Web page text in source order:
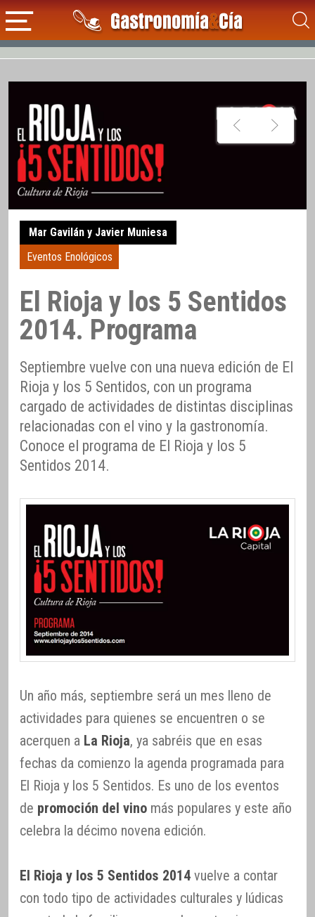
Mar Gavilán y Javier Muniesa
Eventos Enológicos
El Rioja y los 5 Sentidos
2014. Programa
Septiembre vuelve con una nueva edición de El
Rioja y los 5 Sentidos, con un programa
cargado de actividades de distintas disciplinas
relacionadas con el vino y la gastronomía.
Conoce el programa de El Rioja y los 5
Sentidos 2014.
Un año más, septiembre será un mes lleno de
actividades para quienes se encuentren o se
acerquen a La Rioja, ya sabréis que en esas
fechas da comienzo la agenda programada para
El Rioja y los 5 Sentidos. Es uno de los eventos
de promoción del vino más populares y este año
celebra la décimo novena edición.
El Rioja y los 5 Sentidos 2014 vuelve a contar
con todo tipo de actividades culturales y lúdicas